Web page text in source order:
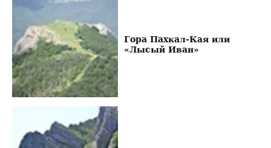
Гора Пахкал-Кая или
«Лысый Иван»